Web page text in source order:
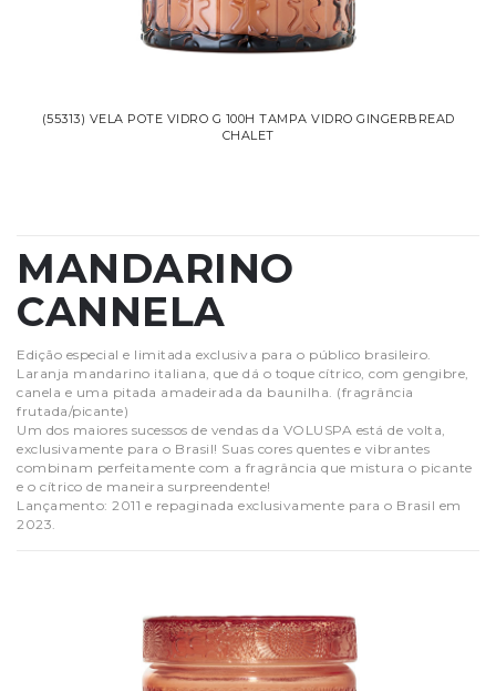
(55313) VELA POTE VIDRO G 100H TAMPA VIDRO GINGERBREAD
CHALET
MANDARINO
CANNELA
Edição especial e limitada exclusiva para o público brasileiro.
Laranja mandarino italiana, que dá o toque cítrico, com gengibre,
canela e uma pitada amadeirada da baunilha. (fragrância
frutada/picante)
Um dos maiores sucessos de vendas da VOLUSPA está de volta,
exclusivamente para o Brasil! Suas cores quentes e vibrantes
combinam perfeitamente com a fragrância que mistura o picante
e o cítrico de maneira surpreendente!
Lançamento: 2011 e repaginada exclusivamente para o Brasil em
2023.